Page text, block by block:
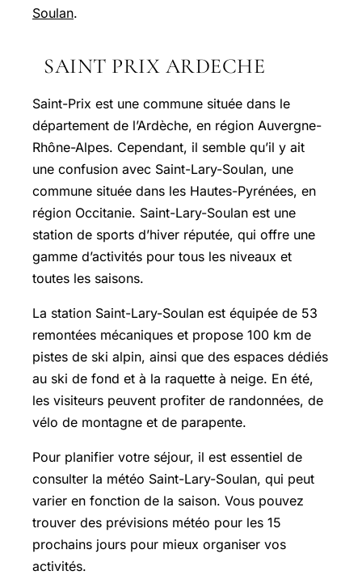
Soulan.
SAINT PRIX ARDECHE
Saint-Prix est une commune située dans le
département de l’Ardèche, en région Auvergne-
Rhône-Alpes. Cependant, il semble qu’il y ait
une confusion avec Saint-Lary-Soulan, une
commune située dans les Hautes-Pyrénées, en
région Occitanie. Saint-Lary-Soulan est une
station de sports d’hiver réputée, qui offre une
gamme d’activités pour tous les niveaux et
toutes les saisons.
La station Saint-Lary-Soulan est équipée de 53
remontées mécaniques et propose 100 km de
pistes de ski alpin, ainsi que des espaces dédiés
au ski de fond et à la raquette à neige. En été,
les visiteurs peuvent profiter de randonnées, de
vélo de montagne et de parapente.
Pour planifier votre séjour, il est essentiel de
consulter la météo Saint-Lary-Soulan, qui peut
varier en fonction de la saison. Vous pouvez
trouver des prévisions météo pour les 15
prochains jours pour mieux organiser vos
activités.